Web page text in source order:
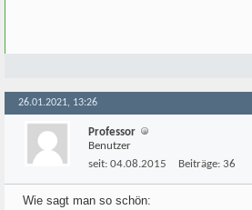
26.01.2021, 13:26
Professor
Benutzer
seit: 04.08.2015 Beiträge: 36
Wie sagt man so schön: